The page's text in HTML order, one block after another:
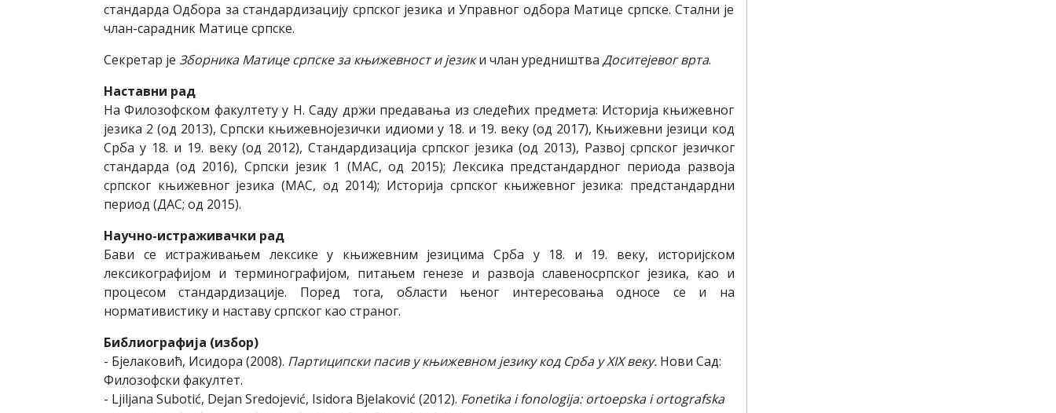
стандарда Одбора за стандардизацију српског језика и Управног одбора Матице српске. Стални је
члан-сарадник Матице српске.
Секретар је Зборника Матице српске за књижевност и језики члан уредништва Доситејевог врта.
Наставни рад
На Филозофском факултету у Н. Саду држи предавања из следећих предмета: Историја књижевног
језика 2 (од 2013), Српски књижевнојезички идиоми у 18. и 19. веку (од 2017), Књижевни језици код
Срба у 18. и 19. веку (од 2012), Стандардизација српског језика (од 2013), Развој српског језичког
стандарда (од 2016), Српски језик 1 (МАС, од 2015); Лексика предстандардног периода развоја
српског књижевног језика (МАС, од 2014); Историја српског књижевног језика: предстандардни
период (ДАС; од 2015).
Научно-истраживачки рад
Бави се истраживањем лексике у књижевним језицима Срба у 18. и 19. веку, историјском
лексикографијом и терминографијом, питањем генезе и развоја славеносрпског језика, као и
процесом стандардизације. Поред тога, области њеног интересовања односе се и на
нормативистику и наставу српског као страног.
Библиографија (избор)
- Бјелаковић, Исидора (2008). Партиципски пасив у књижевном језику код Срба уXIXвеку. Нови Сад:
Филозофски факултет.
- Ljiljana Subotić, Dejan Sredojević, Isidora Bjelaković (2012). Fonetika i fonologija:оrtoepska i ortografska